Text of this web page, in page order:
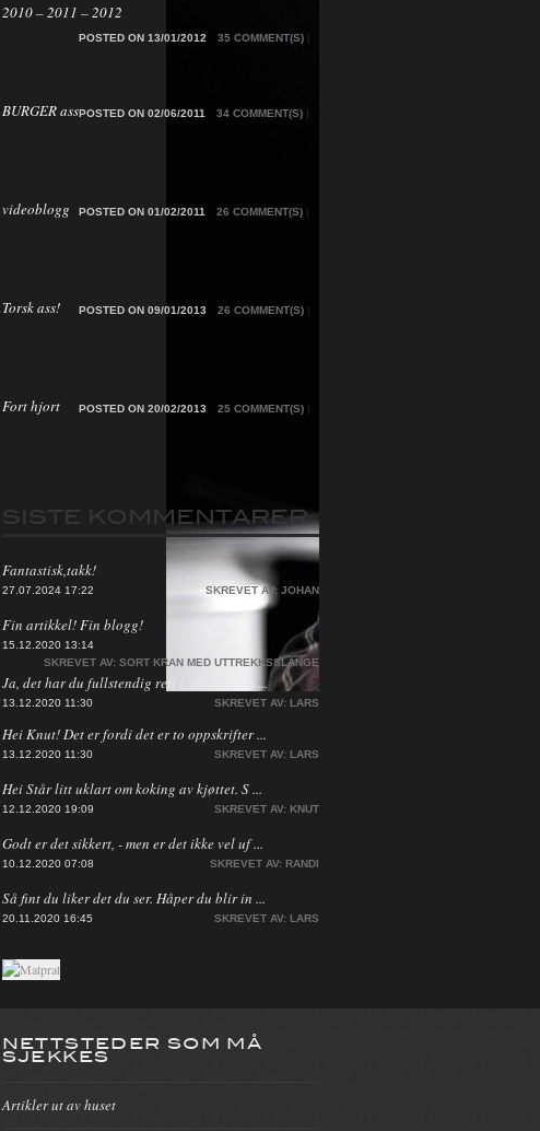
2010 – 2011 – 2012
35 COMMENT(S) |
POSTED ON 13/01/2012
BURGER ass 34 COMMENT(S) |
POSTED ON 02/06/2011
videoblogg 26 COMMENT(S) |
POSTED ON 01/02/2011
Torsk ass! 26 COMMENT(S) |
POSTED ON 09/01/2013
Fort hjort 25 COMMENT(S) |
POSTED ON 20/02/2013
SISTE KOMMENTARER
Fantastisk,takk!
27.07.2024 17:22 SKREVET AV: JOHAN
Fin artikkel! Fin blogg!
15.12.2020 13:14
SKREVET AV: SORT KRAN MED UTTREKKSSLANGE
Ja, det har du fullstendig rett i, men jeg ha ...
13.12.2020 11:30 SKREVET AV: LARS
Hei Knut! Det er fordi det er to oppskrifter ...
13.12.2020 11:30 SKREVET AV: LARS
Hei Står litt uklart om koking av kjøttet. S ...
12.12.2020 19:09 SKREVET AV: KNUT
Godt er det sikkert, - men er det ikke vel uf ...
10.12.2020 07:08 SKREVET AV: RANDI
Så fint du liker det du ser. Håper du blir in ...
20.11.2020 16:45 SKREVET AV: LARS
NETTSTEDER SOM MÅ
SJEKKES
Artikler ut av huset